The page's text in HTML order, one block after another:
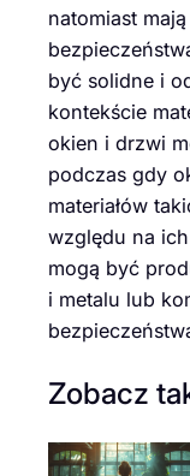
natomiast
być solidne i
kontekście
okien i drzwi
podczas gdy
materiałów
względu na
mogą być
i metalu lub
Zobacz